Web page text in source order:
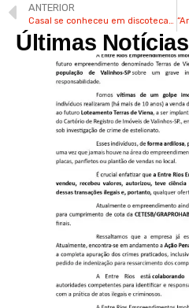
ANTERIOR
Casal se conheceu em discoteca do clube Bom Retiro em Valinhos
Últimas Notícias